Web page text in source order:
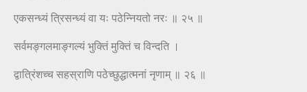
एकसन्ध्यं त्रिसन्ध्यं वा यः पठेन्नियतो नरः ॥ २५ ॥
सर्वमङ्गलमाङ्गल्यं भुक्तिं मुक्तिं च विन्दति ।
द्वात्रिंशच्च सहस्राणि पठेच्छुद्धात्मनां नृणाम् ॥ २६ ॥